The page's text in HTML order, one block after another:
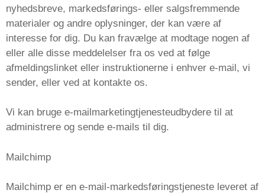
nyhedsbreve, markedsførings- eller salgsfremmende
materialer og andre oplysninger, der kan være af
interesse for dig. Du kan fravælge at modtage nogen af ​​
eller alle disse meddelelser fra os ved at følge
afmeldingslinket eller instruktionerne i enhver e-mail, vi
sender, eller ved at kontakte os.
Vi kan bruge e-mailmarketingtjenesteudbydere til at
administrere og sende e-mails til dig.
Mailchimp
Mailchimp er en e-mail-markedsføringstjeneste leveret af